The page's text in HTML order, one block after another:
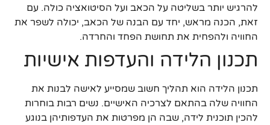
להרגיש יותר בשליטה על הכאב ועל הסיטואציה כולה. עם
זאת, הכנה מראש, יחד עם הבנה של הכאב, יכולה לשפר את
החוויה ולהפחית את תחושת הפחד והחרדה.
תכנון הלידה והעדפות אישיות
תכנון הלידה הוא תהליך חשוב שמסייע לאישה לבנות את
החוויה שלה בהתאם לצרכיה האישיים. נשים רבות בוחרות
להכין תוכנית לידה, שבה הן מפרטות את העדפותיהן בנוגע